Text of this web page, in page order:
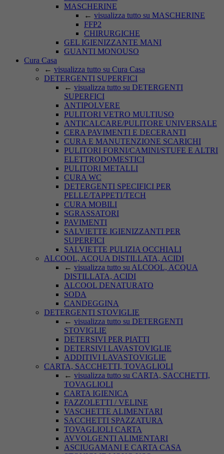
MASCHERINE
← visualizza tutto su MASCHERINE
FFP2
CHIRURGICHE
GEL IGIENIZZANTE MANI
GUANTI MONOUSO
Cura Casa
← visualizza tutto su Cura Casa
DETERGENTI SUPERFICI
← visualizza tutto su DETERGENTI
SUPERFICI
ANTIPOLVERE
PULITORI VETRO MULTIUSO
ANTICALCARE/PULITORE UNIVERSALE
CERA PAVIMENTI E DECERANTI
CURA E MANUTENZIONE SCARICHI
PULITORI FORNI/CAMINI/STUFE E ALTRI
ELETTRODOMESTICI
PULITORI METALLI
CURA WC
DETERGENTI SPECIFICI PER
PELLE/TAPPETI/TECH
CURA MOBILI
SGRASSATORI
PAVIMENTI
SALVIETTE IGIENIZZANTI PER
SUPERFICI
SALVIETTE PULIZIA OCCHIALI
ALCOOL, ACQUA DISTILLATA, ACIDI
← visualizza tutto su ALCOOL, ACQUA
DISTILLATA, ACIDI
ALCOOL DENATURATO
SODA
CANDEGGINA
DETERGENTI STOVIGLIE
← visualizza tutto su DETERGENTI
STOVIGLIE
DETERSIVI PER PIATTI
DETERSIVI LAVASTOVIGLIE
ADDITIVI LAVASTOVIGLIE
CARTA, SACCHETTI, TOVAGLIOLI
← visualizza tutto su CARTA, SACCHETTI,
TOVAGLIOLI
CARTA IGIENICA
FAZZOLETTI / VELINE
VASCHETTE ALIMENTARI
SACCHETTI SPAZZATURA
TOVAGLIOLI CARTA
AVVOLGENTI ALIMENTARI
ASCIUGAMANI E CARTA CASA